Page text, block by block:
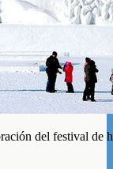
del festival de